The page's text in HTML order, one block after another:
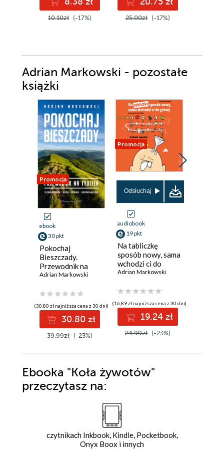
10.10zł (-17%) 25.00zł (-17%)
Adrian Markowski - pozostałe
książki
Promocja
ebook
30 pkt
Pokochaj
Bieszczady.
Przewodnik na
tydzień
Adrian Markowski
(30,80 zł najniższa cena z 30 dni)
30.80 zł
39.99zł (-23%)
Promocja
Odsłuchaj
audiobook
19 pkt
Na tabliczkę
sposób nowy, sama
wchodzi ci do
głowy. Łatwa
mnożenia
Adrian Markowski
(16,89 zł najniższa cena z 30 dni)
19.24 zł
24.99zł (-23%)
Ebooka "Koła żywotów"
przeczytasz na:
czytnikach Inkbook, Kindle, Pocketbook,
Onyx Boox i innych